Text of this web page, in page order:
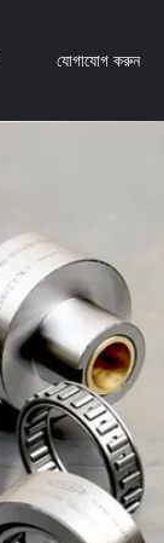
যোগাযোগ করুন